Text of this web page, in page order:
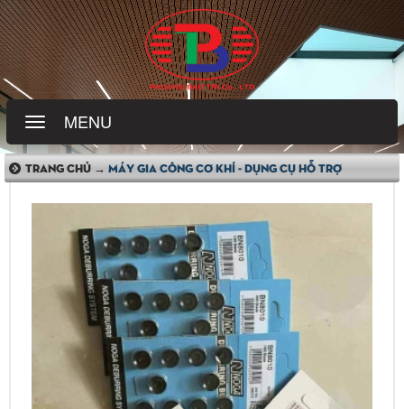
MENU
TRANG CHỦ → MÁY GIA CÔNG CƠ KHÍ - DỤNG CỤ HỖ TRỢ